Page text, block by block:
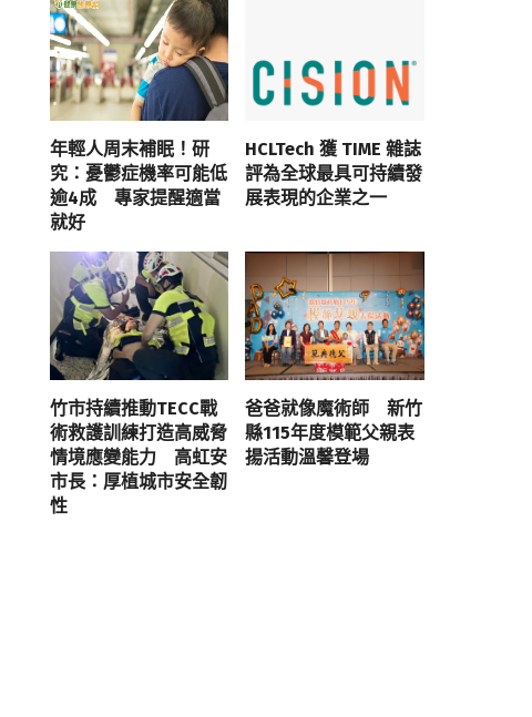
年輕人周末補眠！研
究：憂鬱症機率可能低
逾4成 專家提醒適當
就好
HCLTech 獲 TIME 雜誌
評為全球最具可持續發
展表現的企業之一
竹市持續推動TECC戰
術救護訓練打造高威脅
情境應變能力 高虹安
市長：厚植城市安全韌
性
爸爸就像魔術師 新竹
縣115年度模範父親表
揚活動溫馨登場